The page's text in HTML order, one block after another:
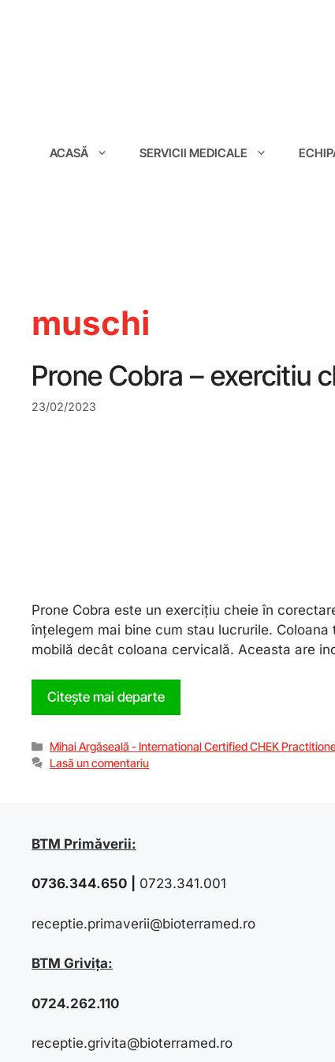
ACASĂ SERVICII MEDICALE
muschi
Prone Cobra – exercitiu
23/02/2023
Prone Cobra este un exercițiu cheie în
înțelegem mai bine cum stau lucrurile.
mobilă decât coloana cervicală. Aceasta are
Citește mai departe
Mihai Argăseală - International Certified CHEK
Lasă un comentariu
BTM Primăverii:
0736.344.650 0723.341.001
receptie.primaverii@bioterramed.ro
BTM Grivița:
0724.262.110
receptie.grivita@bioterramed.ro